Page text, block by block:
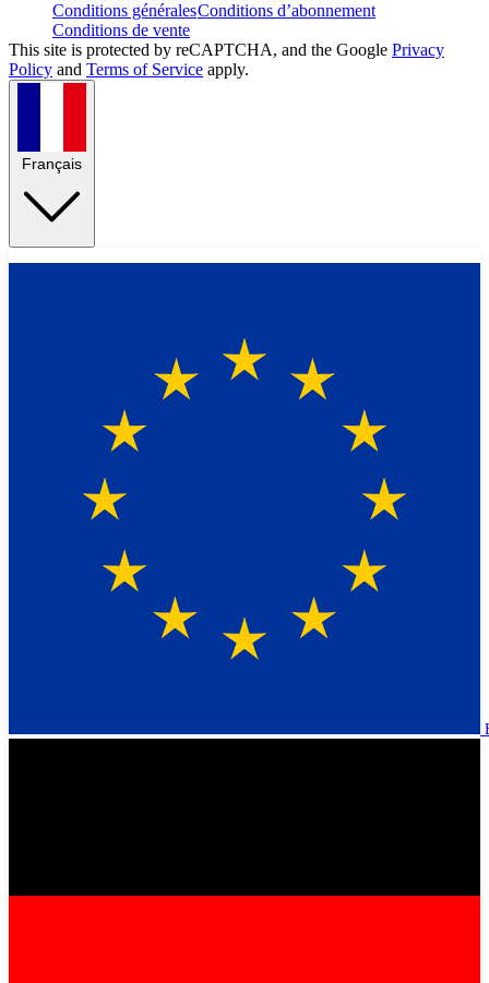
Conditions généralesConditions d’abonnement
Conditions de vente
This site is protected by reCAPTCHA, and the Google Privacy
Policy and Terms of Service apply.
Français